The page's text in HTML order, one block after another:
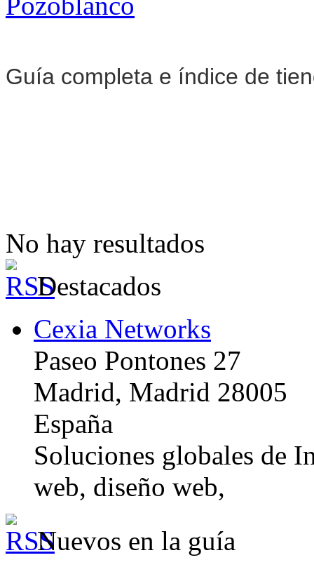
Guía completa e índice de
No hay resultados
Destacados
Cexia Networks
Paseo Pontones 27
Madrid, Madrid 28005
España
Soluciones globales de
web, diseño web,
Nuevos en la guía